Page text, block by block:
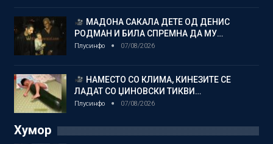
МАДОНА САКАЛА ДЕТЕ ОД ДЕНИС
РОДМАН И БИЛА СПРЕМНА ДА МУ…
Плусинфо 07/08/2026
НАМЕСТО СО КЛИМА, КИНЕЗИТЕ СЕ
ЛАДАТ СО ЏИНОВСКИ ТИКВИ…
Плусинфо 07/08/2026
Хумор